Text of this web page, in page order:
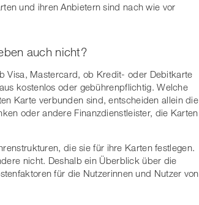
und ihren Anbietern sind nach wie vor
auch nicht?
Visa, Mastercard, ob Kredit- oder Debitkarte
kostenlos oder gebührenpflichtig. Welche
Karte verbunden sind, entscheiden allein die
oder andere Finanzdienstleister, die Karten
die sie für ihre Karten festlegen.
nicht. Deshalb ein Überblick über die
für die Nutzerinnen und Nutzer von